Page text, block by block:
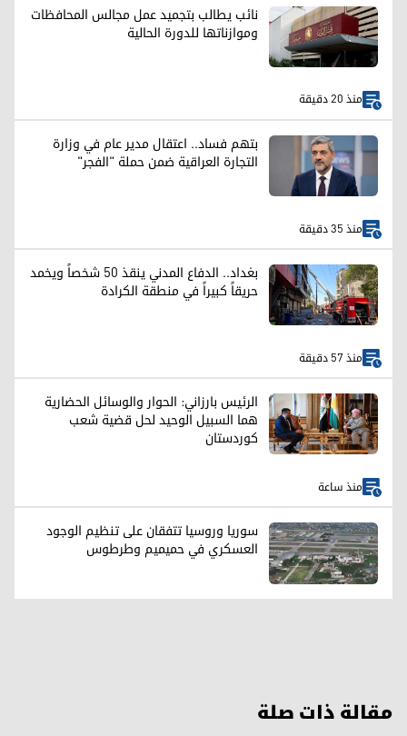
نائب يطالب بتجميد عمل مجالس المحافظات
وموازناتها للدورة الحالية
منذ 20 دقيقة
بتهم فساد.. اعتقال مدير عام في وزارة
التجارة العراقية ضمن حملة "الفجر"
منذ 35 دقيقة
بغداد.. الدفاع المدني ينقذ 50 شخصاً ويخمد
حريقاً كبيراً في منطقة الكرادة
منذ 57 دقيقة
الرئيس بارزاني: الحوار والوسائل الحضارية
هما السبيل الوحيد لحل قضية شعب
كوردستان
منذ ساعة
سوريا وروسيا تتفقان على تنظيم الوجود
العسكري في حميميم وطرطوس
مقالة ذات صلة